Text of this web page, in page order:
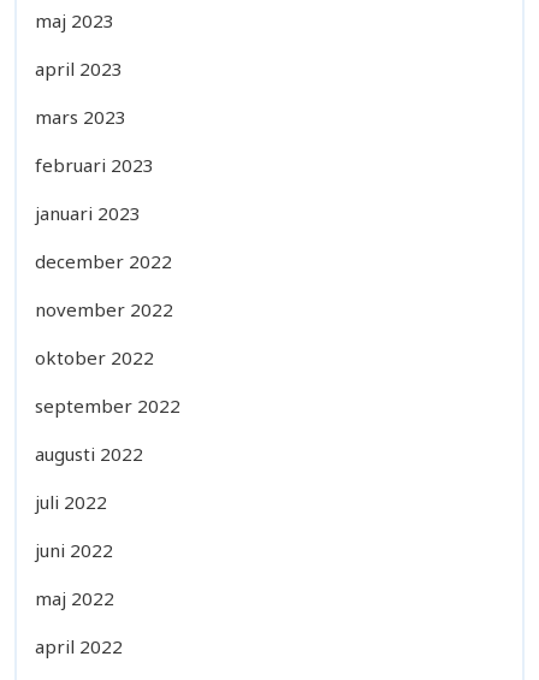
maj 2023
april 2023
mars 2023
februari 2023
januari 2023
december 2022
november 2022
oktober 2022
september 2022
augusti 2022
juli 2022
juni 2022
maj 2022
april 2022